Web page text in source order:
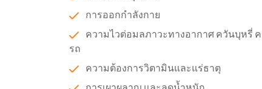
การออกกำลังกาย
ความไวต่อมลภาวะทางอากาศ ควันบุหรี่
รถ
ความต้องการวิตามินและแร่ธาตุ